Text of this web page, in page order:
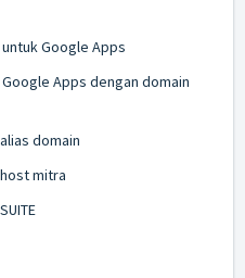
Google Apps
Apps dengan domain
domain
mitra